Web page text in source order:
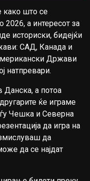
како што се
а интересот за
историски, бидејќи
САД, Канада и
Држави
натпревари.
Данска, а потоа
ќе играме
Чешка и Северна
да игра на
да
да се најдат